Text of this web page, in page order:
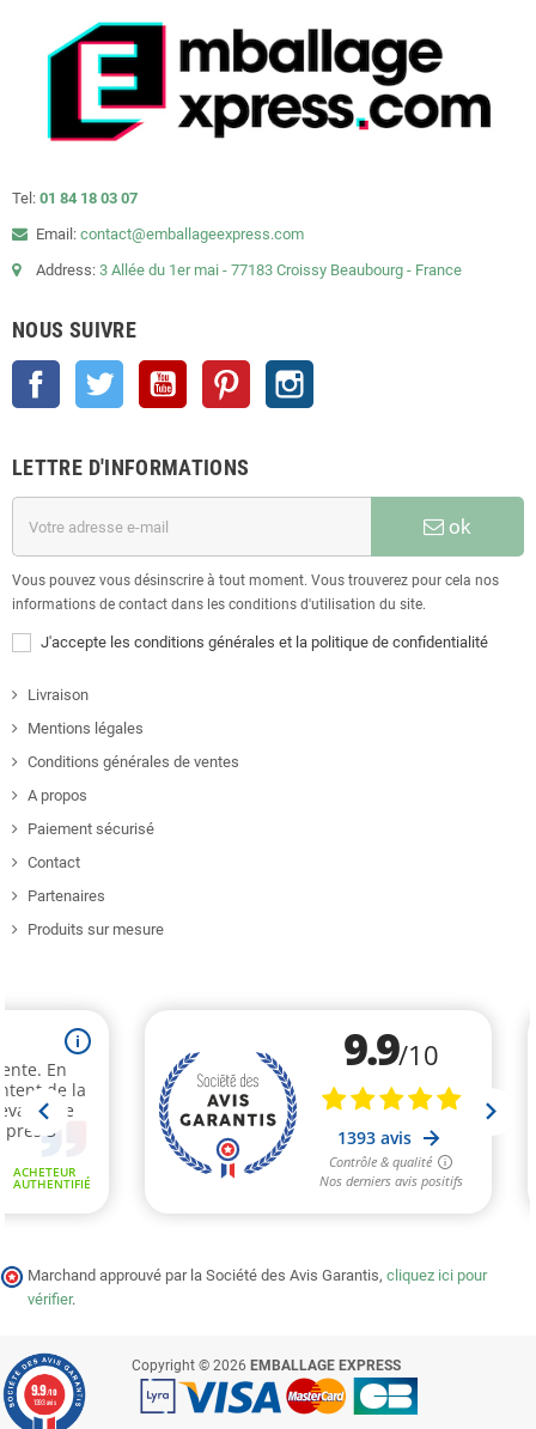
Tel: 01 84 18 03 07
Email: contact@emballageexpress.com
Address: 3 Allée du 1er mai - 77183 Croissy Beaubourg - France
NOUS SUIVRE
Facebook Twitter YouTube Pinterest
LETTRE D'INFORMATIONS
ok
Vous pouvez vous désinscrire à tout moment. Vous trouverez pour cela nos
informations de contact dans les conditions d'utilisation du site.
J'accepte les conditions générales et la politique de confidentialité
Livraison
Mentions légales
Conditions générales de ventes
A propos
Paiement sécurisé
Contact
Partenaires
Produits sur mesure
Marchand approuvé par la Société des Avis Garantis, cliquez ici pour
vérifier.
Copyright © 2026 EMBALLAGE EXPRESS
9.9/10
1393 avis